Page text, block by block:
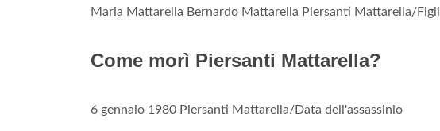
Maria Mattarella Bernardo Mattarella Piersanti Mattarella/Figli
Come morì Piersanti Mattarella?
6 gennaio 1980 Piersanti Mattarella/Data dell'assassinio